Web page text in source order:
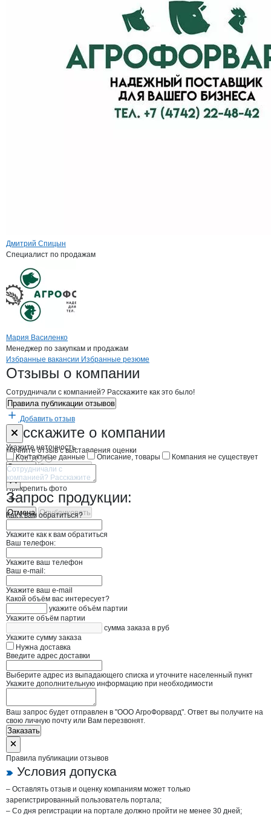
Дмитрий Спицын
Специалист по продажам
Мария Василенко
Менеджер по закупкам и продажам
Брендыкомпани АгроФорвард
Вакансии вАгроФорвард
Избранные вакансии Избранные резюме
Новости oАгроФорвард, ООО
Отзывы о компании
Сотрудничали с компанией? Расскажите как это было!
Правила публикации отзывов
Добавить отзыв
Расскажите о компании
Начните отзыв с выставления оценки
Прикрепить фото
Отмена Опубликовать
Форма обратной связи о неточностях
Укажите неточность
Контактные данные
Описание, товары Компания не существует
Отмена Опубликовать
Запрос продукции:
Как к вам обратиться?
Укажите как к вам обратиться
Ваш телефон:
Укажите ваш телефон
Ваш e-mail:
Укажите ваш e-mail
Какой объём вас интересует?
укажите объём партии
Укажите объём партии
сумма заказа в руб
Укажите сумму заказа
Нужна доставка
Введите адрес доставки
Выберите адрес из выпадающего списка и уточните населенный пункт
Укажите дополнительную информацию при необходимости
Ваш запрос будет отправлен в "ООО АгроФорвард". Ответ вы получите на
свою личную почту или Вам перезвонят.
Заказать
Правила публикации отзывов
Условия допуска
– Оставлять отзыв и оценку компаниям может только
зарегистрированный пользователь портала;
– Со дня регистрации на портале должно пройти не менее 30 дней;